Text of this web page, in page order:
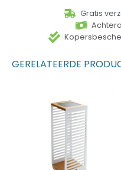
Gratis
GERELATEERDE